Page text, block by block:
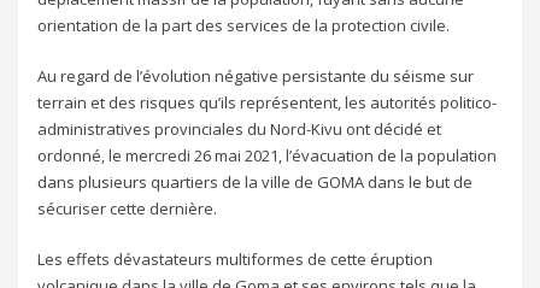
orientation de la part des services de la protection civile.
Au regard de l’évolution négative persistante du séisme sur
terrain et des risques qu’ils représentent, les autorités politico-
administratives provinciales du Nord-Kivu ont décidé et
ordonné, le mercredi 26 mai 2021, l’évacuation de la population
dans plusieurs quartiers de la ville de GOMA dans le but de
sécuriser cette dernière.
Les effets dévastateurs multiformes de cette éruption